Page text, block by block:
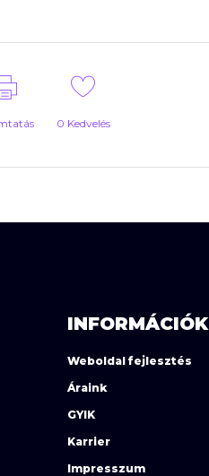
0 Kedvelés
INFORMÁCIÓK
Weboldal fejlesztés
Áraink
GYIK
Karrier
Impresszum